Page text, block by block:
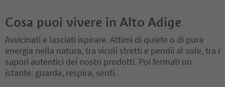
Cosa puoi vivere in Alto Adige
Avvicinati e lasciati ispirare. Attimi di quiete o di pura
energia nella natura, tra vicoli stretti e pendii al sole, tra i
sapori autentici dei nostri prodotti. Poi fermati un
istante: guarda, respira, senti.